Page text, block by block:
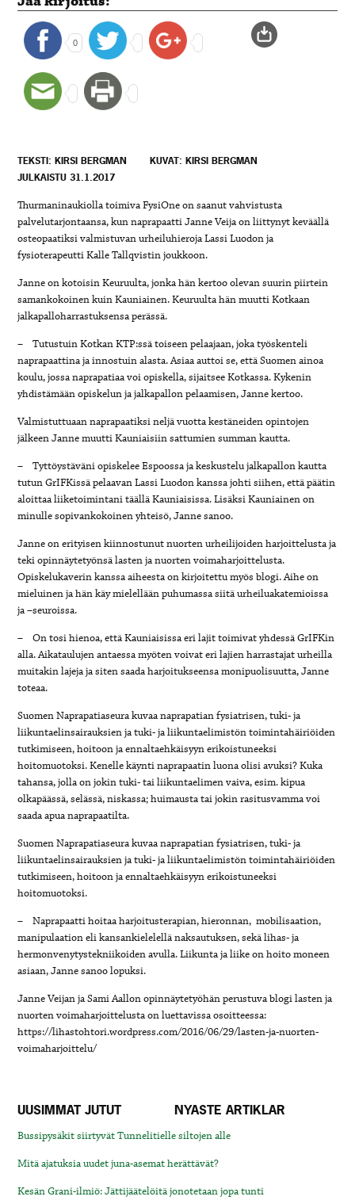
0
TEKSTI: KIRSI BERGMAN
KUVAT: KIRSI BERGMAN
JULKAISTU 31.1.2017
Thurmaninaukiolla toimiva FysiOne on saanut vahvistusta
palvelutarjontaansa, kun naprapaatti Janne Veija on liittynyt keväällä
osteopaatiksi valmistuvan urheiluhieroja Lassi Luodon ja
fysioterapeutti Kalle Tallqvistin joukkoon.
Janne on kotoisin Keuruulta, jonka hän kertoo olevan suurin piirtein
samankokoinen kuin Kauniainen. Keuruulta hän muutti Kotkaan
jalkapalloharrastuksensa perässä.
– Tutustuin Kotkan KTP:ssä toiseen pelaajaan, joka työskenteli
naprapaattina ja innostuin alasta. Asiaa auttoi se, että Suomen ainoa
koulu, jossa naprapatiaa voi opiskella, sijaitsee Kotkassa. Kykenin
yhdistämään opiskelun ja jalkapallon pelaamisen, Janne kertoo.
Valmistuttuaan naprapaatiksi neljä vuotta kestäneiden opintojen
jälkeen Janne muutti Kauniaisiin sattumien summan kautta.
– Tyttöystäväni opiskelee Espoossa ja keskustelu jalkapallon kautta
tutun GrIFKissä pelaavan Lassi Luodon kanssa johti siihen, että päätin
aloittaa liiketoimintani täällä Kauniaisissa. Lisäksi Kauniainen on
minulle sopivankokoinen yhteisö, Janne sanoo.
Janne on erityisen kiinnostunut nuorten urheilijoiden harjoittelusta ja
teki opinnäytetyönsä lasten ja nuorten voimaharjoittelusta.
Opiskelukaverin kanssa aiheesta on kirjoitettu myös blogi. Aihe on
mieluinen ja hän käy mielellään puhumassa siitä urheiluakatemioissa
ja –seuroissa.
– On tosi hienoa, että Kauniaisissa eri lajit toimivat yhdessä GrIFKin
alla. Aikataulujen antaessa myöten voivat eri lajien harrastajat urheilla
muitakin lajeja ja siten saada harjoitukseensa monipuolisuutta, Janne
toteaa.
Suomen Naprapatiaseura kuvaa naprapatian fysiatrisen, tuki- ja
liikuntaelinsairauksien ja tuki- ja liikuntaelimistön toimintahäiriöiden
tutkimiseen, hoitoon ja ennaltaehkäisyyn erikoistuneeksi
hoitomuotoksi. Kenelle käynti naprapaatin luona olisi avuksi? Kuka
tahansa, jolla on jokin tuki- tai liikuntaelimen vaiva, esim. kipua
olkapäässä, selässä, niskassa; huimausta tai jokin rasitusvamma voi
saada apua naprapaatilta.
Suomen Naprapatiaseura kuvaa naprapatian fysiatrisen, tuki- ja
liikuntaelinsairauksien ja tuki- ja liikuntaelimistön toimintahäiriöiden
tutkimiseen, hoitoon ja ennaltaehkäisyyn erikoistuneeksi
hoitomuotoksi.
– Naprapaatti hoitaa harjoitusterapian, hieronnan, mobilisaation,
manipulaation eli kansankielelellä naksautuksen, sekä lihas- ja
hermonvenytystekniikoiden avulla. Liikunta ja liike on hoito moneen
asiaan, Janne sanoo lopuksi.
Janne Veijan ja Sami Aallon opinnäytetyöhän perustuva blogi lasten ja
nuorten voimaharjoittelusta on luettavissa osoitteessa:
https://lihastohtori.wordpress.com/2016/06/29/lasten-ja-nuorten-
voimaharjoittelu/
UUSIMMAT JUTUT NYASTE ARTIKLAR
Bussipysäkit siirtyvät Tunnelitielle siltojen alle
Mitä ajatuksia uudet juna-asemat herättävät?
Kesän Grani-ilmiö: Jättijäätelöitä jonotetaan jopa tunti